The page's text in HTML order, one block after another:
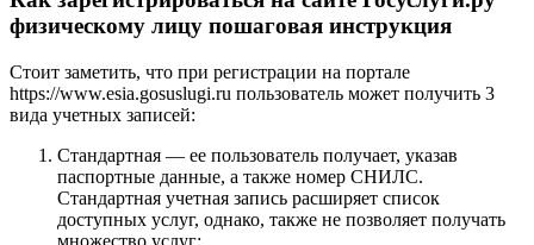
физическому лицу пошаговая инструкция
Стоит заметить, что при регистрации на портале
https://www.esia.gosuslugi.ru пользователь может получить 3
вида учетных записей:
Стандартная — ее пользователь получает, указав
паспортные данные, а также номер СНИЛС.
Стандартная учетная запись расширяет список
доступных услуг, однако, также не позволяет получать
множество услуг;